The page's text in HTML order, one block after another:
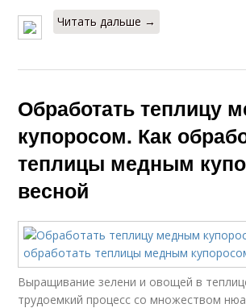
Читать дальше →
Обработать теплицу
купоросом. Как
теплицы медным
весной
Выращивание зелени и овощей в
трудоемкий процесс со множеством